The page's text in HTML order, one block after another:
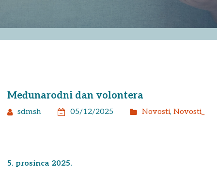
Međunarodni dan volontera
sdmsh 05/12/2025 Novosti, Novosti_
5. prosinca 2025.